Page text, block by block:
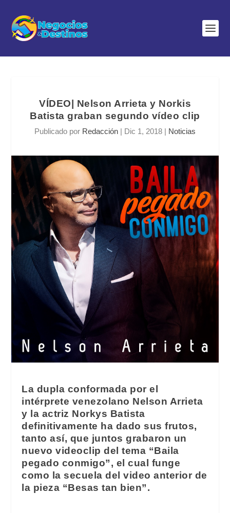
VÍDEO| Nelson Arrieta y Norkis
Batista graban segundo vídeo clip
Publicado por Redacción | Dic 1, 2018 | Noticias
La dupla conformada por el
intérprete venezolano Nelson Arrieta
y la actriz Norkys Batista
definitivamente ha dado sus frutos,
tanto así, que juntos grabaron un
nuevo videoclip del tema “Baila
pegado conmigo”, el cual funge
como la secuela del video anterior de
la pieza “Besas tan bien”.